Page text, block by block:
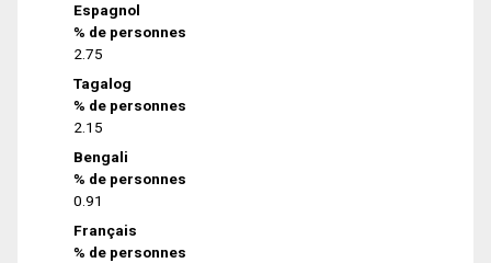
Espagnol
% de personnes
2.75
Tagalog
% de personnes
2.15
Bengali
% de personnes
0.91
Français
% de personnes